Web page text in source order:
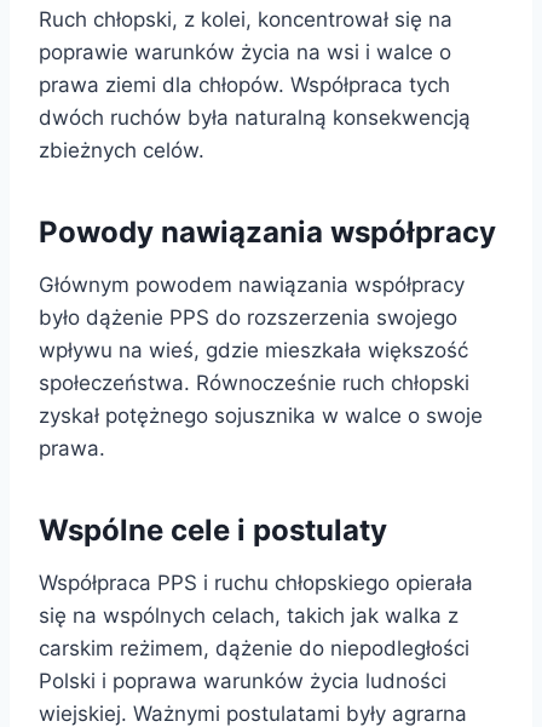
Ruch chłopski, z kolei, koncentrował się na
poprawie warunków życia na wsi i walce o
prawa ziemi dla chłopów. Współpraca tych
dwóch ruchów była naturalną konsekwencją
zbieżnych celów.
Powody nawiązania współpracy
Głównym powodem nawiązania współpracy
było dążenie PPS do rozszerzenia swojego
wpływu na wieś, gdzie mieszkała większość
społeczeństwa. Równocześnie ruch chłopski
zyskał potężnego sojusznika w walce o swoje
prawa.
Wspólne cele i postulaty
Współpraca PPS i ruchu chłopskiego opierała
się na wspólnych celach, takich jak walka z
carskim reżimem, dążenie do niepodległości
Polski i poprawa warunków życia ludności
wiejskiej. Ważnymi postulatami były agrarna